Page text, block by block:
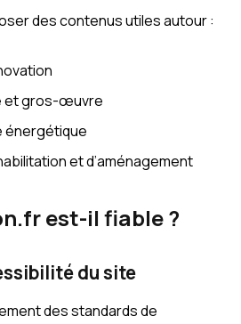
des contenus utiles autour :
et gros-œuvre
énergétique
et d’aménagement
est-il fiable ?
du site
des standards de